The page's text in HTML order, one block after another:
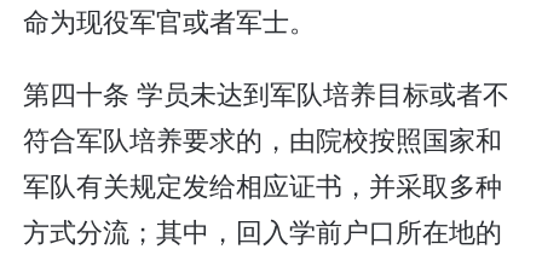
命为现役军官或者军士。
第四十条 学员未达到军队培养目标或者不
符合军队培养要求的，由院校按照国家和
军队有关规定发给相应证书，并采取多种
方式分流；其中，回入学前户口所在地的